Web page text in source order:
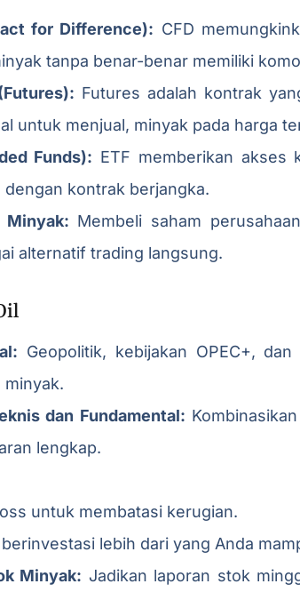
for Difference): CFD
tanpa benar-benar memiliki
Futures adalah kontrak
untuk menjual, minyak pada harga
Funds): ETF memberikan akses
kontrak berjangka.
Minyak: Membeli saham
alternatif trading langsung.
Geopolitik, kebijakan OPEC+,
minyak.
dan Fundamental:
lengkap.
untuk membatasi kerugian.
lebih dari yang Anda
Minyak: Jadikan laporan stok